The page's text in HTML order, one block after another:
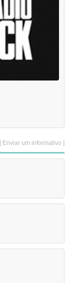
[ Enviar um informativo ]